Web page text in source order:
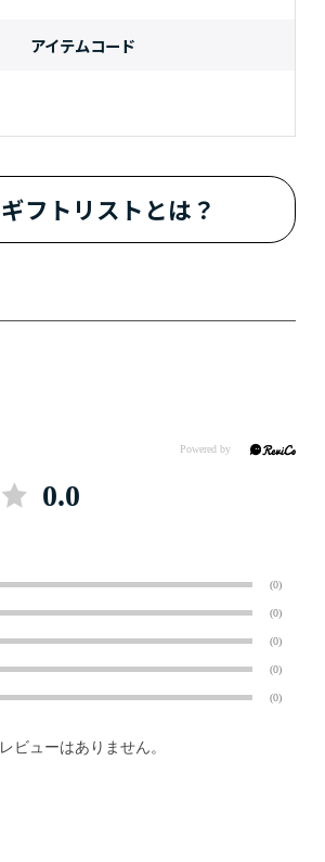
アイテムコード
ギフトリストとは？
0.0
(0)
(0)
(0)
(0)
(0)
レビューはありません。